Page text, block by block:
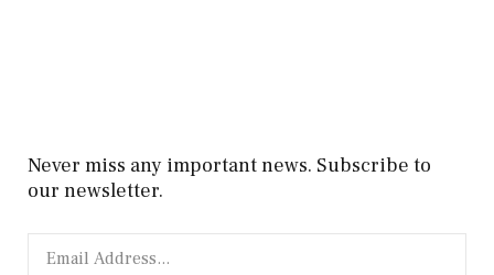
Never miss any important news. Subscribe to
our newsletter.